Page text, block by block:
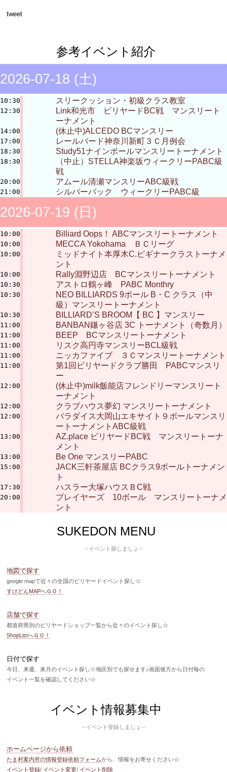
tweet
参考イベント紹介
2026-07-18 (土)
10:30 スリークッション・初級クラス教室
12:30
Link和光市 ビリヤードBC戦 マンスリート
ーナメント
14:00 (休止中)ALCEDO BCマンスリー
17:00 レールバード神奈川新町３Ｃ月例会
18:30 Study51ナインボールマンスリートーナメント
18:30
（中止）STELLA神楽坂ウィークリーPABC級
戦
20:00 アムール清瀬マンスリーABC級戦
21:00 シルバーバック ウィークリーPABC級
2026-07-19 (日)
10:00 Billiard Oops！ ABCマンスリートーナメント
10:00 MECCA Yokohama ＢＣリーグ
10:00
ミッドナイト本厚木C.ビギナークラストーナメ
ント
10:00 Rally淵野辺店 BCマンスリートーナメント
10:30 アストロ鶴ヶ峰 PABC Monthry
10:30
NEO BILLIARDS 9ボール B・C クラス（中
級）マンスリートーナメント
10:30 BILLIARD’S BROOM【 BC 】マンスリー
11:00 BANBAN鎌ヶ谷店 3C トーナメント（奇数月）
11:00 BEEP BCマンスリートーナメント
11:00 リスク高円寺マンスリーBCL級戦
11:00 ニッカファイブ ３Ｃマンスリートーナメント
11:00
第1回ビリヤードクラブ勝田 PABCマンスリ
ー
12:00
(休止中)milk飯能店フレンドリーマンスリート
ーナメント
12:00 クラブハウス夢幻 マンスリートーナメント
12:00
パラダイス大岡山エキサイト９ボールマンスリ
ートーナメントABC級戦
13:00
AZ.place ビリヤードBC戦 マンスリートーナ
メント
13:00 Be One マンスリーPABC
15:00
JACK三軒茶屋店 BCクラス9ボールトーナメン
ト
17:30 ハスラー大塚ハウスＢC戦
20:00
プレイヤーズ 10ボール マンスリートーナメ
ント
SUKEDON MENU
--イベント探しましょ--
地図で探す
google mapで近々の全国のビリヤードイベント探し☆
すけどんMAPへＧＯ！
店舗で探す
都道府県別のビリヤードショップ一覧から近々のイベント探し☆
ShopListへＧＯ！
日付で探す
今日、来週、来月のイベント探し☆地区別でも探せます♪画面後方から日付毎の
イベント一覧を確認してください☆
イベント情報募集中
--イベント登録しましょ--
ホームページから依頼
たま村案内所の情報登録依頼フォームから、情報をお寄せください☆
イベント登録/ イベント変更/ イベント削除